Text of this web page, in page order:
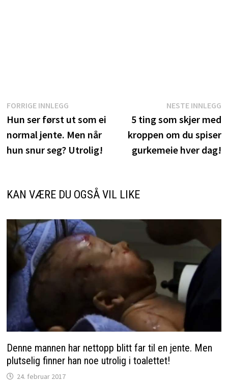
Innleggsnavigasjon
FORRIGE INNLEGGForrige
innlegg:
Hun ser først ut som ei
normal jente. Men når
hun snur seg? Utrolig!
NESTE INNLEGG
5 ting som skjer med
kroppen om du spiser
gurkemeie hver dag!
KAN VÆRE DU OGSÅ VIL LIKE
Denne mannen har nettopp blitt far til en jente. Men
plutselig finner han noe utrolig i toalettet!
24. februar 2017